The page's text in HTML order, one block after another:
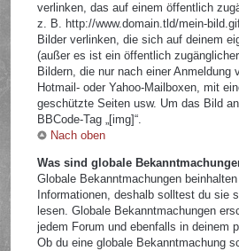
verlinken, das auf einem öffentlich
z. B. http://www.domain.tld/mein-
Bilder verlinken, die sich auf deinem
(außer es ist ein öffentlich
Bildern, die nur nach einer Anmeldung
Hotmail- oder Yahoo-Mailboxen, mit
geschützte Seiten usw. Um das Bild
BBCode-Tag „[img]“.
Nach oben
Was sind globale
Globale Bekanntmachungen
Informationen, deshalb solltest du sie
lesen. Globale Bekanntmachungen
jedem Forum und ebenfalls in deinem
Ob du eine globale Bekanntmachung